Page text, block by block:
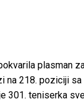
plasman
na 218. poziciji sa
301. teniserka